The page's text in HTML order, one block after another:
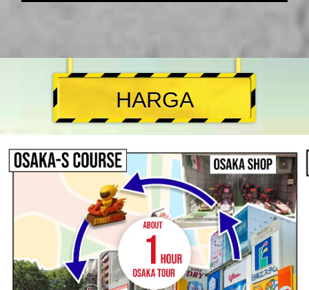
HARGA